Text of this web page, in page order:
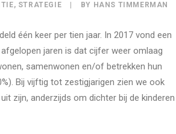
, STRATEGIE BY HANS TIMMERMAN
één keer per tien jaar. In 2017 vond een
jaren is dat cijfer weer omlaag
samenwonen en/of betrekken hun
Bij vijftig tot zestigjarigen zien we ook
zijn, anderzijds om dichter bij de kinderen